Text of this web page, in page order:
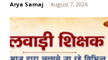
Arya Samaj - August 7, 2026